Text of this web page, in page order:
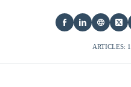
ARTICLES: